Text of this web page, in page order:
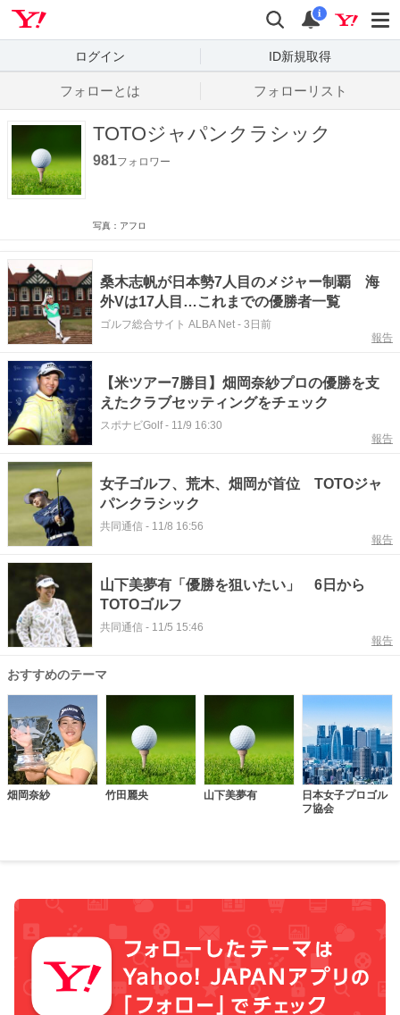
検索
通知
i
ログイン ID新規取得
フォローとは フォローリスト
TOTOジャパンクラシック
981フォロワー
写真：アフロ
桑木志帆が日本勢7人目のメジャー制覇 海
外Vは17人目…これまでの優勝者一覧
ゴルフ総合サイト ALBA Net - 3日前
報告
【米ツアー7勝目】畑岡奈紗プロの優勝を支
えたクラブセッティングをチェック
スポナビGolf- 11/9 16:30
報告
女子ゴルフ、荒木、畑岡が首位 TOTOジャ
パンクラシック
共同通信 - 11/8 16:56
報告
山下美夢有「優勝を狙いたい」 6日から
TOTOゴルフ
共同通信 - 11/5 15:46
報告
おすすめのテーマ
畑岡奈紗 竹田麗央 山下美夢有
日本女子プロゴル
フ協会